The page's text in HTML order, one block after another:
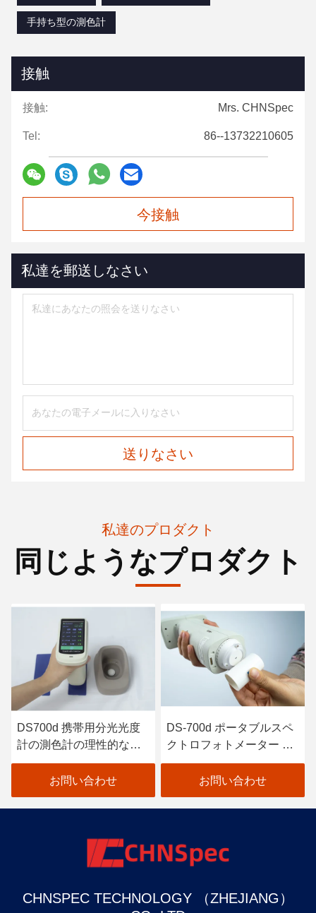
手持ち型の測色計
接触
接触: Mrs. CHNSpec
Tel: 86--13732210605
今接触
私達を郵送しなさい
送りなさい
私達のプロダクト
同じようなプロダクト
DS700d 携帯用分光光度
計の測色計の理性的な自
動口径測定の高い反射率
お問い合わせ
DS-700d ポータブルスペ
クトロフォトメーター カ
ラーメーター 30+ 測定パ
ラメーター 37 評価光源
お問い合わせ
CHNSPEC TECHNOLOGY （ZHEJIANG）